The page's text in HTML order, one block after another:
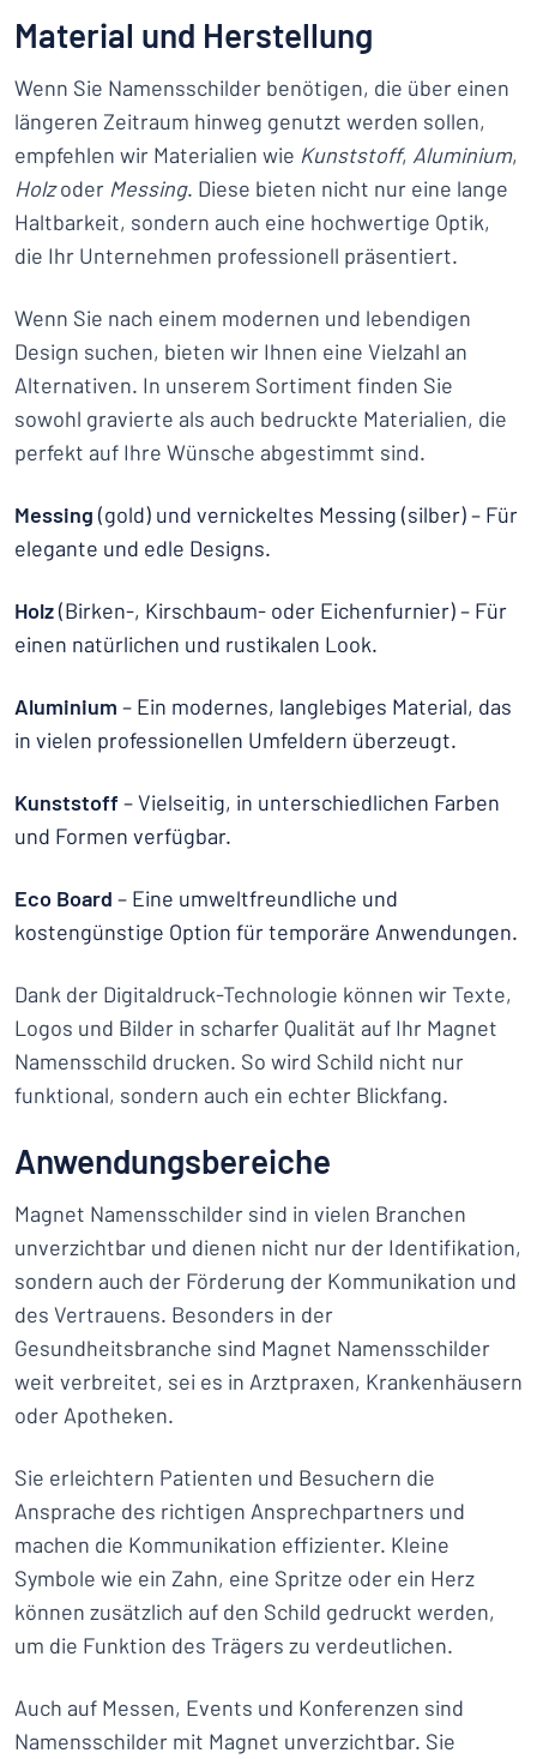
Material und Herstellung
Wenn Sie Namensschilder benötigen, die über einen
längeren Zeitraum hinweg genutzt werden sollen,
empfehlen wir Materialien wie Kunststoff, Aluminium,
Holzoder Messing. Diese bieten nicht nur eine lange
Haltbarkeit, sondern auch eine hochwertige Optik,
die Ihr Unternehmen professionell präsentiert.
Wenn Sie nach einem modernen und lebendigen
Design suchen, bieten wir Ihnen eine Vielzahl an
Alternativen. In unserem Sortiment finden Sie
sowohl gravierte als auch bedruckte Materialien, die
perfekt auf Ihre Wünsche abgestimmt sind.
Messing (gold) und vernickeltes Messing (silber) – Für
elegante und edle Designs.
Holz(Birken-, Kirschbaum- oder Eichenfurnier) – Für
einen natürlichen und rustikalen Look.
Aluminium – Ein modernes, langlebiges Material, das
in vielen professionellen Umfeldern überzeugt.
Kunststoff– Vielseitig, in unterschiedlichen Farben
und Formen verfügbar.
Eco Board – Eine umweltfreundliche und
kostengünstige Option für temporäre Anwendungen.
Dank der Digitaldruck-Technologie können wir Texte,
Logos und Bilder in scharfer Qualität auf Ihr Magnet
Namensschild drucken. So wird Schild nicht nur
funktional, sondern auch ein echter Blickfang.
Anwendungsbereiche
Magnet Namensschilder sind in vielen Branchen
unverzichtbar und dienen nicht nur der Identifikation,
sondern auch der Förderung der Kommunikation und
des Vertrauens. Besonders in der
Gesundheitsbranche sind Magnet Namensschilder
weit verbreitet, sei es in Arztpraxen, Krankenhäusern
oder Apotheken.
Sie erleichtern Patienten und Besuchern die
Ansprache des richtigen Ansprechpartners und
machen die Kommunikation effizienter. Kleine
Symbole wie ein Zahn, eine Spritze oder ein Herz
können zusätzlich auf den Schild gedruckt werden,
um die Funktion des Trägers zu verdeutlichen.
Auch auf Messen, Events und Konferenzen sind
Namensschilder mit Magnet unverzichtbar. Sie